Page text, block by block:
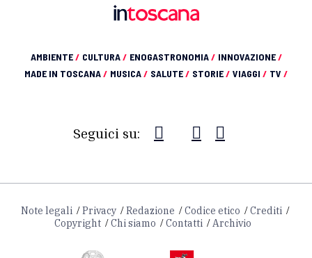
AMBIENTE/ CULTURA/ ENOGASTRONOMIA/ INNOVAZIONE/
MADE IN TOSCANA/ MUSICA/ SALUTE/ STORIE/ VIAGGI / TV /
Seguici su:
Note legali Privacy Redazione Codice etico
Crediti
Copyright
Chi siamo Contatti Archivio